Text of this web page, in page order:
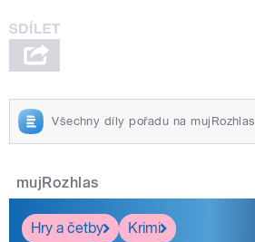
Všechny díly pořadu na mujRozhlas
mujRozhlas
Hry a četby
Krimi